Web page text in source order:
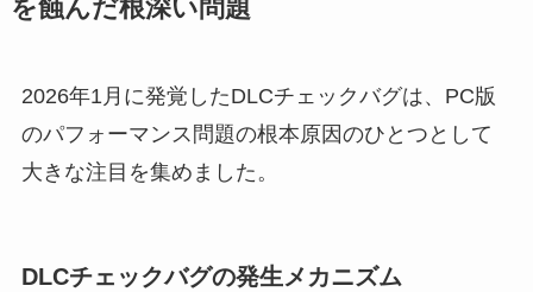
を蝕んだ根深い問題
2026年1月に発覚したDLCチェックバグは、PC版
のパフォーマンス問題の根本原因のひとつとして
大きな注目を集めました。
DLCチェックバグの発生メカニズム